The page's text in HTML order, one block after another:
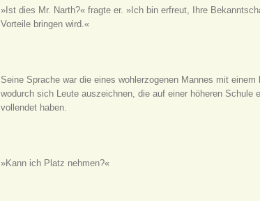
»Ist dies Mr. Narth?« fragte er. »Ich bin erfreut, Ihre
Vorteile bringen wird.«
Seine Sprache war die eines wohlerzogenen Mannes mit
wodurch sich Leute auszeichnen, die auf einer höheren
vollendet haben.
»Kann ich Platz nehmen?«